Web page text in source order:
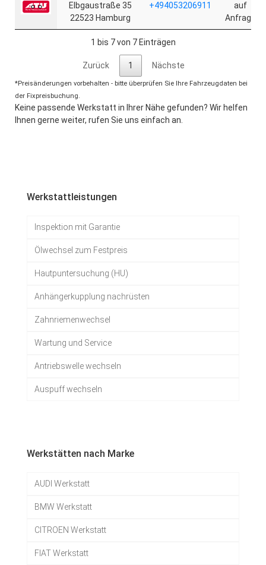
Elbgaustraße 35
22523 Hamburg
+494053206911
auf
Anfrage
1 bis 7 von 7 Einträgen
Zurück 1 Nächste
*Preisänderungen vorbehalten - bitte überprüfen Sie Ihre Fahrzeugdaten bei
der Fixpreisbuchung.
Keine passende Werkstatt in Ihrer Nähe gefunden? Wir helfen
Ihnen gerne weiter, rufen Sie uns einfach an.
Werkstattleistungen
Inspektion mit Garantie
Ölwechsel zum Festpreis
Hautpuntersuchung (HU)
Anhängerkupplung nachrüsten
Zahnriemenwechsel
Wartung und Service
Antriebswelle wechseln
Auspuff wechseln
Werkstätten nach Marke
AUDI Werkstatt
BMW Werkstatt
CITROEN Werkstatt
FIAT Werkstatt